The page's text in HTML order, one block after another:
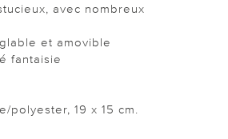
avec nombreux
et amovible
fantaisie
polyester, 19 x 15 cm.